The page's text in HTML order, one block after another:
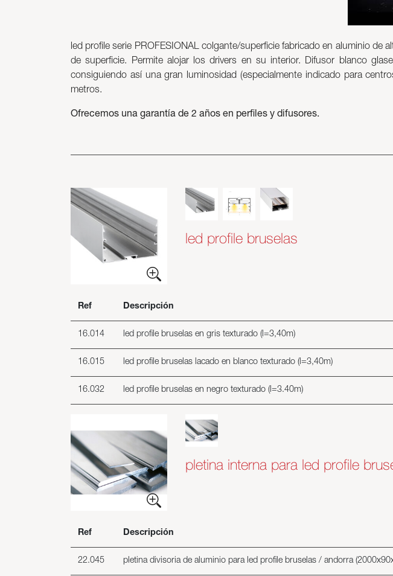
led profile serie PROFESIONAL colgante/superficie fabricado en aluminio
de superficie. Permite alojar los drivers en su interior. Difusor blanco
consiguiendo así una gran luminosidad (especialmente indicado para
metros.
Ofrecemos una garantía de 2 años en perfiles y difusores.
led profile bruselas
Ref Descripción
16.014 led profile bruselas en gris texturado (l=3,40m)
16.015 led profile bruselas lacado en blanco texturado (l=3,40m)
16.032 led profile bruselas en negro texturado (l=3.40m)
pletina interna para led profile
Ref Descripción
22.045 pletina divisoria de aluminio para led profile bruselas / andorra